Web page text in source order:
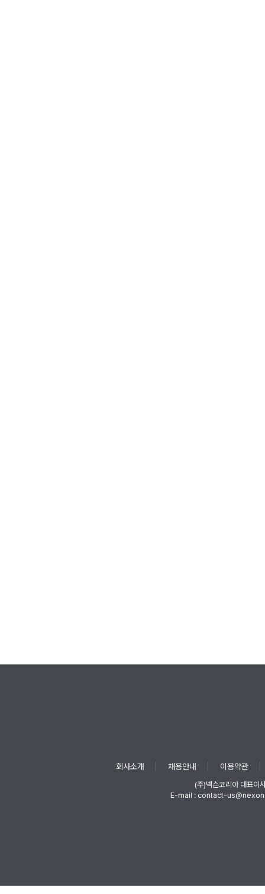
회사소개 채용안내 이용약관
(주)넥슨코리아 대표이
E-mail : contact-